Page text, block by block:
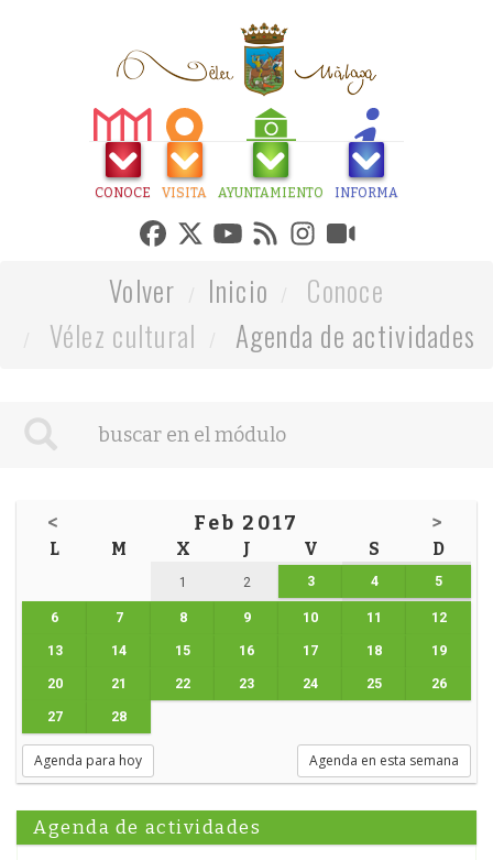
CONOCE VISITA AYUNTAMIENTO INFORMA
Volver Inicio
Conoce
Vélez cultural
Agenda de actividades
< Feb 2017 >
L M X J V S D
1 2 3 4 5
6 7 8 9 10 11 12
13 14 15 16 17 18 19
20 21 22 23 24 25 26
27 28
Agenda para hoy Agenda en esta semana
Agenda de actividades